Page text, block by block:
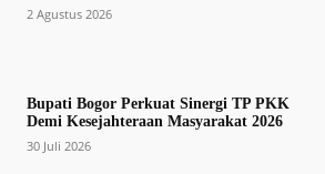
2 Agustus 2026
Bupati Bogor Perkuat Sinergi TP PKK
Demi Kesejahteraan Masyarakat 2026
30 Juli 2026